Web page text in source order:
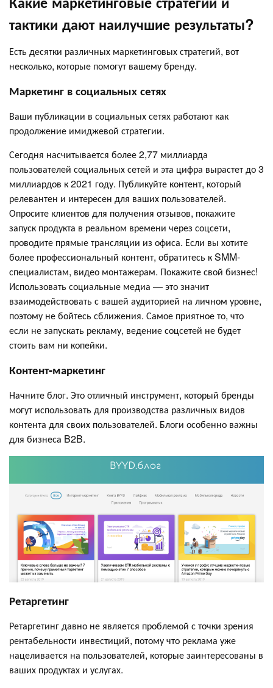
тактики дают наилучшие результаты?
Есть десятки различных маркетинговых стратегий, вот
несколько, которые помогут вашему бренду.
Маркетинг в социальных сетях
Ваши публикации в социальных сетях работают как
продолжение имиджевой стратегии.
Сегодня насчитывается более 2,77 миллиарда
пользователей социальных сетей и эта цифра вырастет до 3
миллиардов к 2021 году. Публикуйте контент, который
релевантен и интересен для ваших пользователей.
Опросите клиентов для получения отзывов, покажите
запуск продукта в реальном времени через соцсети,
проводите прямые трансляции из офиса. Если вы хотите
более профессиональный контент, обратитесь к SMM-
специалистам, видео монтажерам. Покажите свой бизнес!
Использовать социальные медиа — это значит
взаимодействовать с вашей аудиторией на личном уровне,
поэтому не бойтесь сближения. Самое приятное то, что
если не запускать рекламу, ведение соцсетей не будет
стоить вам ни копейки.
Контент-маркетинг
Начните блог. Это отличный инструмент, который бренды
могут использовать для производства различных видов
контента для своих пользователей. Блоги особенно важны
для бизнеса B2B.
Ретаргетинг
Ретаргетинг давно не является проблемой с точки зрения
рентабельности инвестиций, потому что реклама уже
нацеливается на пользователей, которые заинтересованы в
ваших продуктах и услугах.